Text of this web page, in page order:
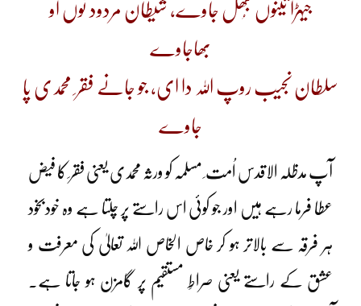
جیہڑا تینوں بُھل جاوے، شیطان مردود نوں او
بھاجاوے
سلطان نجیب روپ اللہ دا ای، جو جانے فقر ِ محمدی پا
جاوے
آپ مدظلہ الاقدس اُمت ِ مسلمہ کو ورثہ محمدی یعنی فقر ِ کا فیض
عطا فرما رہے ہیں اور جو کوئی اس راستے پر چلتا ہے وہ خودبخود
ہر فرقہ سے بالاتر ہو کر خاص الخاص اللہ تعالیٰ کی معرفت و
عشق کے راستے یعنی صراطِ مستقیم پر گامزن ہو جاتا ہے۔